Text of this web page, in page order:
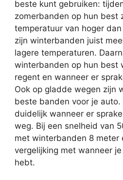
beste kunt gebruiken:
zomerbanden op hun best
temperatuur van hoger
zijn winterbanden juist
lagere temperaturen.
winterbanden op hun best
regent en wanneer er
Ook op gladde wegen zijn
beste banden voor je
duidelijk wanneer er
weg. Bij een snelheid van
met winterbanden 8 meter
vergelijking met wanneer
hebt.